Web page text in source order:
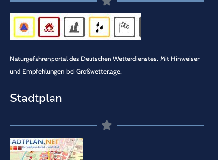
Naturgefahrenportal des Deutschen Wetterdienstes. Mit Hinweisen
und Empfehlungen bei Großwetterlage.
Stadtplan